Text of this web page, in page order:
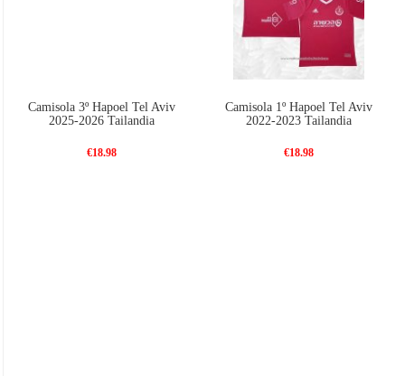
Camisola 3º Hapoel Tel Aviv
2025-2026 Tailandia
€18.98
Camisola 1º Hapoel Tel Aviv
2022-2023 Tailandia
€18.98